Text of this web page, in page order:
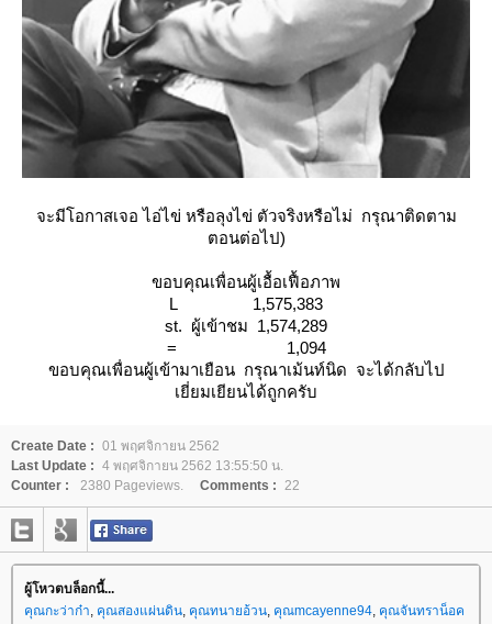
จะมีโอกาสเจอ ไอ่ไข่ หรือลุงไข่ ตัวจริงหรือไม่ กรุณาติดตาม
ตอนต่อไป)
ขอบคุณเพื่อนผู้เอื้อเฟื้อภาพ
L 1,575,383
st. ผู้เข้าชม 1,574,289
= 1,094
ขอบคุณเพื่อนผู้เข้ามาเยือน กรุณาเม้นท์นิด จะได้กลับไป
เยี่ยมเยียนได้ถูกครับ
Create Date : 01 พฤศจิกายน 2562
Last Update : 4 พฤศจิกายน 2562 13:55:50 น.
Counter :
2380 Pageviews. Comments : 22
ผู้โหวตบล็อกนี้...
คุณกะว่าก๋า, คุณสองแผ่นดิน, คุณทนายอ้วน, คุณmcayenne94, คุณจันทราน็อค